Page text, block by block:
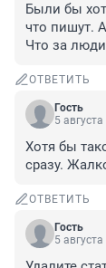
Были бы
что пишут.
Что за
ОТВЕТИТЬ
Гость
5
Хотя бы
сразу.
ОТВЕТИТЬ
Гость
5